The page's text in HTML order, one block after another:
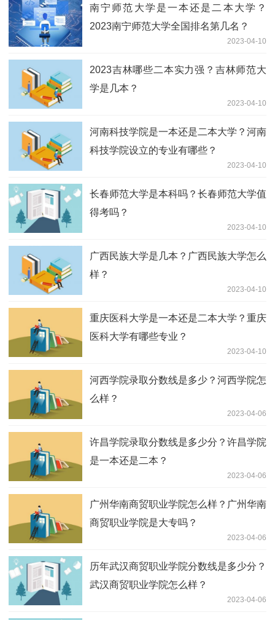
南宁师范大学是一本还是二本大学？
2023南宁师范大学全国排名第几名？
2023-04-10
2023吉林哪些二本实力强？吉林师范大
学是几本？
2023-04-10
河南科技学院是一本还是二本大学？河南
科技学院设立的专业有哪些？
2023-04-10
长春师范大学是本科吗？长春师范大学值
得考吗？
2023-04-10
广西民族大学是几本？广西民族大学怎么
样？
2023-04-10
重庆医科大学是一本还是二本大学？重庆
医科大学有哪些专业？
2023-04-10
河西学院录取分数线是多少？河西学院怎
么样？
2023-04-06
许昌学院录取分数线是多少分？许昌学院
是一本还是二本？
2023-04-06
广州华南商贸职业学院怎么样？广州华南
商贸职业学院是大专吗？
2023-04-06
历年武汉商贸职业学院分数线是多少分？
武汉商贸职业学院怎么样？
2023-04-06